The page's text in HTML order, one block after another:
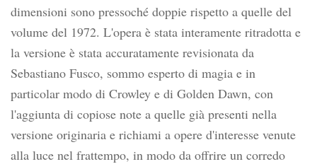
dimensioni sono pressoché doppie rispetto a quelle del
volume del 1972. L'opera è stata interamente ritradotta e
la versione è stata accuratamente revisionata da
Sebastiano Fusco, sommo esperto di magia e in
particolar modo di Crowley e di Golden Dawn, con
l'aggiunta di copiose note a quelle già presenti nella
versione originaria e richiami a opere d'interesse venute
alla luce nel frattempo, in modo da offrire un corredo